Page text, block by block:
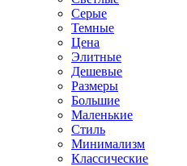
Серые
Темные
Цена
Элитные
Дешевые
Размеры
Большие
Маленькие
Стиль
Минимализм
Классические